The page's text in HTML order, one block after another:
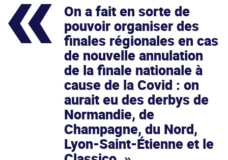
On a fait en sorte de
pouvoir organiser des
finales régionales en cas
de nouvelle annulation
de la finale nationale à
cause de la Covid : on
aurait eu des derbys de
Normandie, de
Champagne, du Nord,
Lyon-Saint-Étienne et le